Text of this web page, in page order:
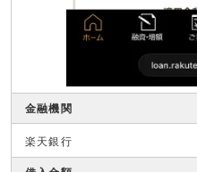
金融機関
楽天銀行